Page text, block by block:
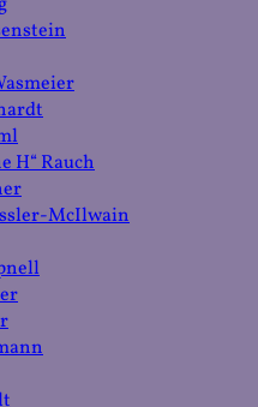
H“ Rauch
McIlwain